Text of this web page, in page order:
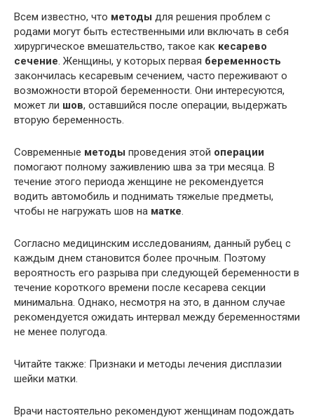
Всем известно, что методы для решения проблем с
родами могут быть естественными или включать в себя
хирургическое вмешательство, такое как кесарево
сечение. Женщины, у которых первая беременность
закончилась кесаревым сечением, часто переживают о
возможности второй беременности. Они интересуются,
может ли шов, оставшийся после операции, выдержать
вторую беременность.
Современные методы проведения этой операции
помогают полному заживлению шва за три месяца. В
течение этого периода женщине не рекомендуется
водить автомобиль и поднимать тяжелые предметы,
чтобы не нагружать шов на матке.
Согласно медицинским исследованиям, данный рубец с
каждым днем становится более прочным. Поэтому
вероятность его разрыва при следующей беременности в
течение короткого времени после кесарева секции
минимальна. Однако, несмотря на это, в данном случае
рекомендуется ожидать интервал между беременностями
не менее полугода.
Читайте также: Признаки и методы лечения дисплазии
шейки матки.
Врачи настоятельно рекомендуют женщинам подождать